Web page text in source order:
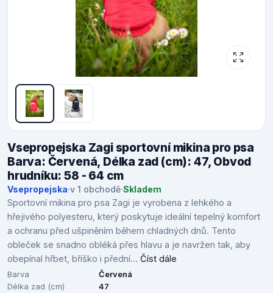
Vsepropejska Zagi sportovní mikina pro psa
Barva: Červená, Délka zad (cm): 47, Obvod
hrudníku: 58 - 64 cm
Vsepropejska·v 1 obchodě·Skladem
Sportovní mikina pro psa Zagi je vyrobena z lehkého a
hřejivého polyesteru, který poskytuje ideální tepelný komfort
a ochranu před ušpiněním během chladných dnů. Tento
obleček se snadno obléká přes hlavu a je navržen tak, aby
obepínal hřbet, bříško i přední... Číst dále
Barva
Červená
Délka zad (cm)
47